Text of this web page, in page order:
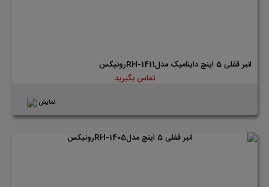
انبر قفلی 5 اینچ داینامیک مدلRH-1411رونیکس
تماس بگیرید
نمایش